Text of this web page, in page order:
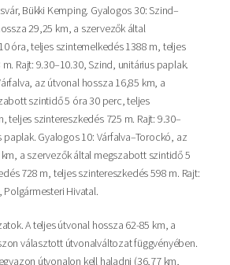
Bükki Kemping. Gyalogos 30: Szind–
29,25 km, a szervezők által
óra, teljes szintemelkedés 1388 m, teljes
Rajt: 9.30–10.30, Szind, unitárius paplak.
az útvonal hossza 16,85 km, a
szintidő 5 óra 30 perc, teljes
teljes szintereszkedés 725 m. Rajt: 9.30–
paplak. Gyalogos 10: Várfalva–Torockó, az
a szervezők által megszabott szintidő 5
728 m, teljes szintereszkedés 598 m. Rajt:
Polgármesteri Hivatal.
A teljes útvonal hossza 62-85 km, a
választott útvonalváltozat függvényében.
útvonalon kell haladni (36,77 km,